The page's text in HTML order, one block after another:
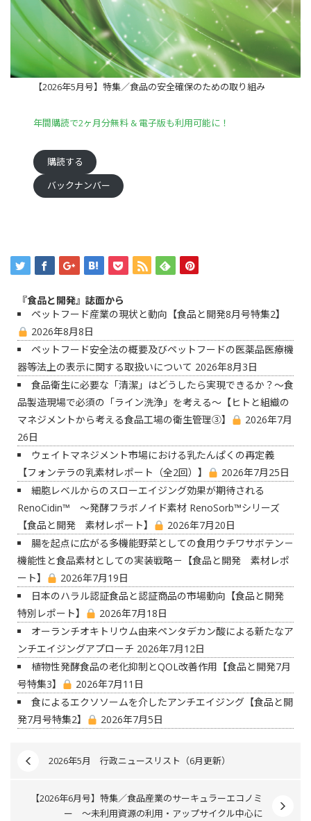
【2026年5月号】特集／食品の安全確保のための取り組み
年間購読で2ヶ月分無料 & 電子版も利用可能に！
購読する
バックナンバー
『食品と開発』誌面から
ペットフード産業の現状と動向【食品と開発8月号特集2】
2026年8月8日
ペットフード安全法の概要及びペットフードの医薬品医療機
器等法上の表示に関する取扱いについて 2026年8月3日
食品衛生に必要な「清潔」はどうしたら実現できるか？〜食
品製造現場で必須の「ライン洗浄」を考える〜【ヒトと組織の
マネジメントから考える食品工場の衛生管理③】
2026年7月
26日
ウェイトマネジメント市場における乳たんぱくの再定義
【フォンテラの乳素材レポート（全2回）】
2026年7月25日
細胞レベルからのスローエイジング効果が期待される
RenoCidin™ ～発酵フラボノイド素材 RenoSorb™シリーズ
【食品と開発 素材レポート】
2026年7月20日
腸を起点に広がる多機能野菜としての食用ウチワサボテン－
機能性と食品素材としての実装戦略－【食品と開発 素材レポ
ート】
2026年7月19日
日本のハラル認証食品と認証商品の市場動向【食品と開発
特別レポート】
2026年7月18日
オーランチオキトリウム由来ペンタデカン酸による新たなア
ンチエイジングアプローチ 2026年7月12日
植物性発酵食品の老化抑制とQOL改善作用【食品と開発7月
号特集3】
2026年7月11日
食によるエクソソームを介したアンチエイジング【食品と開
発7月号特集2】
2026年7月5日
2026年5月 行政ニュースリスト（6月更新）
【2026年6月号】特集／食品産業のサーキュラーエコノミ
ー ～未利用資源の利用・アップサイクル中心に